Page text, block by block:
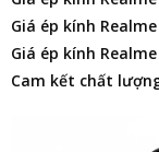
Giá ép kính
Giá ép kính
Cam kết chất